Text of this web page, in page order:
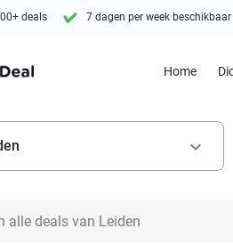
deals 7 dagen per week beschikbaar
Home
keyboard_arrow_down